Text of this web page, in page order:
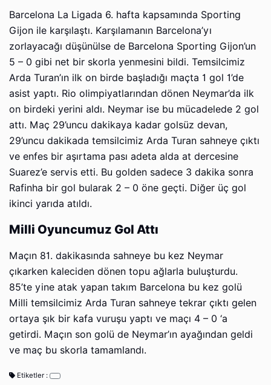
Barcelona La Ligada 6. hafta kapsamında Sporting
Gijon ile karşılaştı. Karşılamanın Barcelona’yı
zorlayacağı düşünülse de Barcelona Sporting Gijon’un
5 – 0 gibi net bir skorla yenmesini bildi. Temsilcimiz
Arda Turan’ın ilk on birde başladığı maçta 1 gol 1’de
asist yaptı. Rio olimpiyatlarından dönen Neymar’da ilk
on birdeki yerini aldı. Neymar ise bu mücadelede 2 gol
attı. Maç 29’uncu dakikaya kadar golsüz devan,
29’uncu dakikada temsilcimiz Arda Turan sahneye çıktı
ve enfes bir aşırtama pası adeta alda at dercesine
Suarez’e servis etti. Bu golden sadece 3 dakika sonra
Rafinha bir gol bularak 2 – 0 öne geçti. Diğer üç gol
ikinci yarıda atıldı.
Milli Oyuncumuz Gol Attı
Maçın 81. dakikasında sahneye bu kez Neymar
çıkarken kaleciden dönen topu ağlarla buluşturdu.
85’te yine atak yapan takım Barcelona bu kez golü
Milli temsilcimiz Arda Turan sahneye tekrar çıktı gelen
ortaya şık bir kafa vuruşu yaptı ve maçı 4 – 0 ‘a
getirdi. Maçın son golü de Neymar’ın ayağından geldi
ve maç bu skorla tamamlandı.
Etiketler :